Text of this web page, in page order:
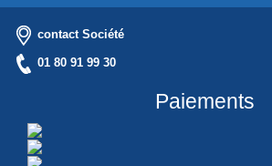
contact Société
01 80 91 99 30
Paiements